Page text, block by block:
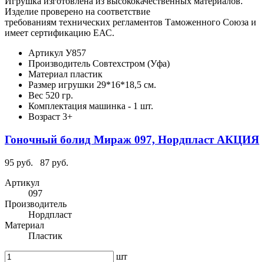
Изделие проверено на соответствие
требованиям технических регламентов Таможенного Союза и
имеет сертификацию ЕАС.
Артикул У857
Производитель Совтехстром (Уфа)
Материал пластик
Размер игрушки 29*16*18,5 см.
Вес 520 гр.
Комплектация машинка - 1 шт.
Возраст 3+
Гоночный болид Мираж 097, Нордпласт АКЦИЯ
95 руб.
87 руб.
Артикул
097
Производитель
Нордпласт
Материал
Пластик
шт